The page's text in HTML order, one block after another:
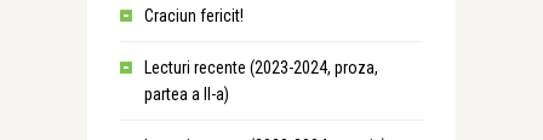
Craciun fericit!
Lecturi recente (2023-2024, proza,
partea a II-a)